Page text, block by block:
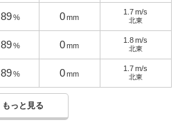
89 % 0 mm
1.7 m/s
北東
89 % 0 mm
1.8 m/s
北東
89 % 0 mm
1.7 m/s
北東
もっと見る